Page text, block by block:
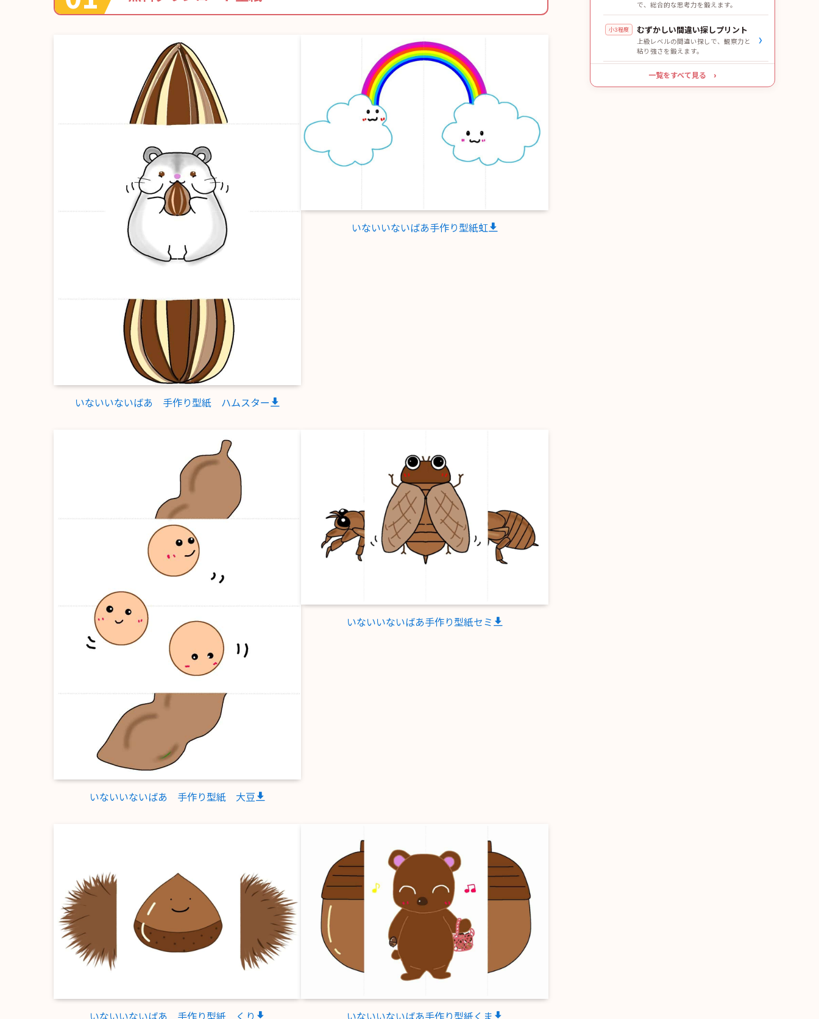
いないいないばあ 手作り型紙 ハムスター
いないいないばあ手作り型紙虹
いないいないばあ 手作り型紙 大豆
いないいないばあ手作り型紙セミ
いないいないばあ 手作り型紙 くり いないいないばあ手作り型紙くま
で、総合的な思考力を鍛えます。
小3程度 むずかしい間違い探しプリント
上級レベルの間違い探しで、観察力と
粘り強さを鍛えます。
›
一覧をすべて見る ›